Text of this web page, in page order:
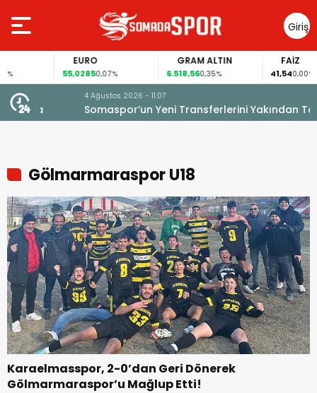
Giriş
Yap
EURO
55,02850,07%
GRAM ALTIN
6.518,560,35%
FAİZ
41,540,00%
4 Ağustos 2026 - 11:07
Somaspor’un Yeni Transferlerini Yakından Tanıyalım
Gölmarmaraspor U18
Karaelmasspor, 2-0’dan Geri Dönerek
Gölmarmaraspor’u Mağlup Etti!